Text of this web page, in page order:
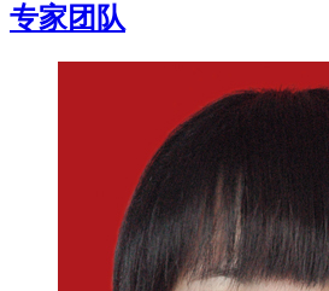
专家团队